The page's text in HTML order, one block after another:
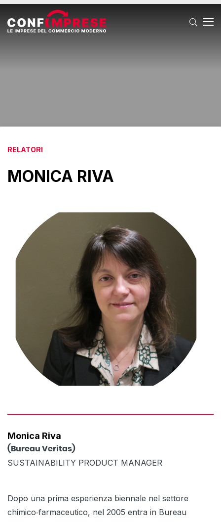
RELATORI
MONICA RIVA
Monica Riva
(Bureau Veritas)
SUSTAINABILITY PRODUCT MANAGER
Dopo una prima esperienza biennale nel settore
chimico‑farmaceutico, nel 2005 entra in Bureau